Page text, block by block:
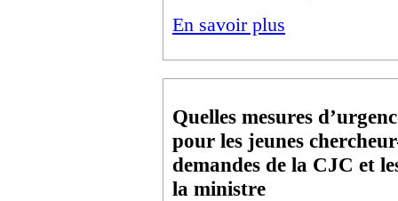
En savoir plus
Quelles mesures
pour les jeunes
demandes de la CJC et
la ministre